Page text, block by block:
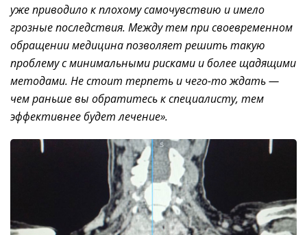
уже приводило к плохому самочувствию и имело
грозные последствия. Между тем при своевременном
обращении медицина позволяет решить такую
проблему с минимальными рисками и более щадящими
методами. Не стоит терпеть и чего-тождать —
чем раньше вы обратитесь к специалисту, тем
эффективнее будет лечение».